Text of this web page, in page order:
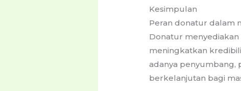
Kesimpulan
Peran donatur dalam
Donatur
meningkatkan
adanya penyumbang,
berkelanjutan bagi